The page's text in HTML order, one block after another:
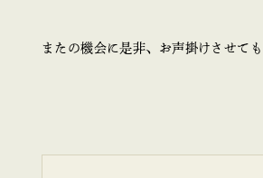
またの機会に是非、お声掛けさせても